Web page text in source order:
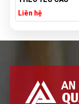
Liên hệ